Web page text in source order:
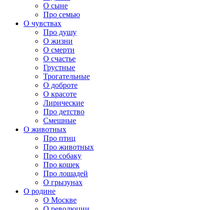
О сыне
Про семью
О чувствах
Про душу
О жизни
О смерти
О счастье
Грустные
Трогательные
О доброте
О красоте
Лирические
Про детство
Смешные
О животных
Про птиц
Про животных
Про собаку
Про кошек
Про лошадей
О грызунах
О родине
О Москве